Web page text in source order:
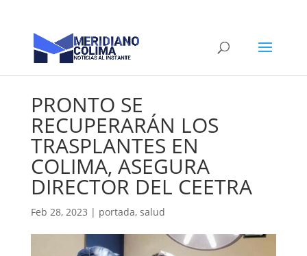
PRONTO SE
RECUPERARÁN LOS
TRASPLANTES EN
COLIMA, ASEGURA
DIRECTOR DEL CEETRA
Feb 28, 2023 | portada, salud